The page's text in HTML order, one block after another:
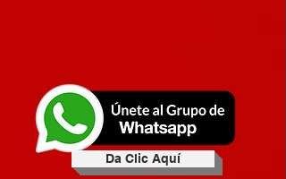
Da Clic Aquí